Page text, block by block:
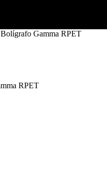
Bolígrafo Gamma RPET